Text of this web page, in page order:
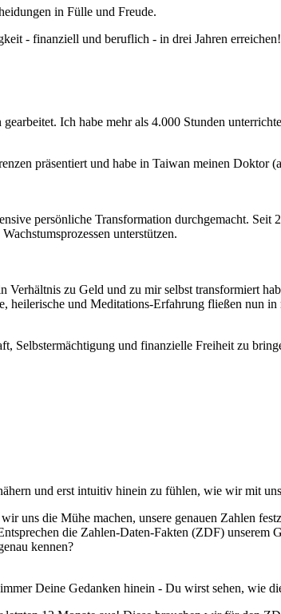
in Fülle und Freude.
- finanziell und beruflich - in drei Jahren erreichen!
Ich habe mehr als 4.000 Stunden
präsentiert und habe in Taiwan meinen Doktor
persönliche Transformation durchgemacht.
unterstützen.
zu Geld und zu mir selbst transformiert
heilerische und Meditations-Erfahrung fließen nun
Selbstermächtigung und finanzielle Freiheit zu
und erst intuitiv hinein zu fühlen, wie wir mit
uns die Mühe machen, unsere genauen Zahlen
die Zahlen-Daten-Fakten (ZDF) unserem
kennen?
Deine Gedanken hinein - Du wirst sehen, wie